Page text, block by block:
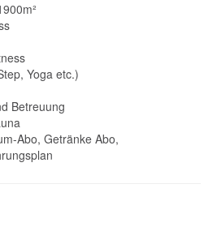
Yoga etc.)
Betreuung
Abo, Getränke Abo,